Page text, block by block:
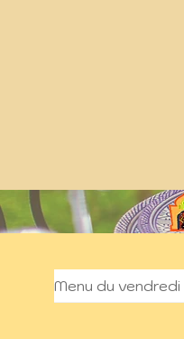
Menu du vendredi